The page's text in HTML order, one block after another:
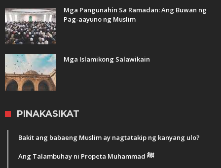
Mga Pangunahin Sa Ramadan: Ang Buwan ng
Pag-aayuno ng Muslim
Mga Islamikong Salawikain
PINAKASIKAT
Bakit ang babaeng Muslim ay nagtatakip ng kanyang ulo?
Ang Talambuhay ni Propeta Muhammad ﷺ